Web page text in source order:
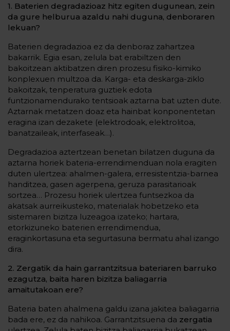
1. Baterien degradazioaz hitz egiten dugunean, zein
da gure helburua azaldu nahi duguna, denboraren
lekuan?
Baterien degradazioa ez da denboraz zahartzea
bakarrik. Egia esan, zelula bat erabiltzen den
bakoitzean aktibatzen diren prozesu fisiko-kimiko
konplexuen multzoa da. Karga- eta deskarga-ziklo
bakoitzak, tenperatura guztiek edota
funtzionamendurako tentsioak aztarna bat uzten dute.
Aztarnak metatzen doaz eta hainbat konponentetan
eragina izan dezakete (elektrodoak, elektrolitoa,
banatzaileak, interfaseak…).
Degradazioa aztertzean benetan bilatzen duguna da
aztarna horiek bateria-errendimenduan nola eragiten
duten ulertzea: ahalmen-galera, erresistentzia-barnea
handitzea, gasen agerpena, geruza parasitarioak
sortzea… Prozesu horiek ulertzea funtsezkoa da
akatsak aurreikusteko, materialak hobetzeko eta
sistemaren bizitza luzeagoa izateko; hartara,
etorkizuneko baterien errendimendua,
eraginkortasuna eta segurtasuna bermatu ahal izango
dira.
2. Zergatik da hain garrantzitsua bateriaren barruko
ezagutza, baita haren bizitza baliagarria
amaitutakoan ere?
Bateria baten ahalmena galdu izana jakitea baliagarria
bada ere, ez da nahikoa. Garrantzitsuena da zergatia